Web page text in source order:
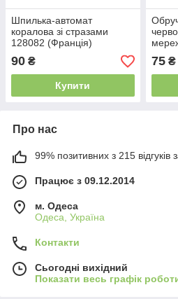
Шпилька-автомат
коралова зі стразами
128082 (Франція)
90 ₴
Купити
75₴
Про нас
99% позитивних з 215 відгуків
Працює з 09.12.2014
м. Одеса
Одеса, Україна
Контакти
Сьогодні вихідний
Показати весь графік